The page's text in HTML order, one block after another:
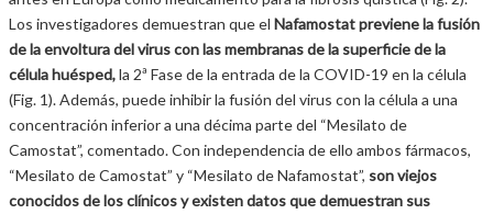
Los investigadores demuestran que el Nafamostat previene la fusión
de la envoltura del virus con las membranas de la superficie de la
célula huésped,la 2ª Fase de la entrada de la COVID-19 en la célula
(Fig. 1). Además, puede inhibir la fusión del virus con la célula a una
concentración inferior a una décima parte del “Mesilato de
Camostat”, comentado. Con independencia de ello ambos fármacos,
“Mesilato de Camostat” y “Mesilato de Nafamostat”, son viejos
conocidos de los clínicos y existen datos que demuestran sus